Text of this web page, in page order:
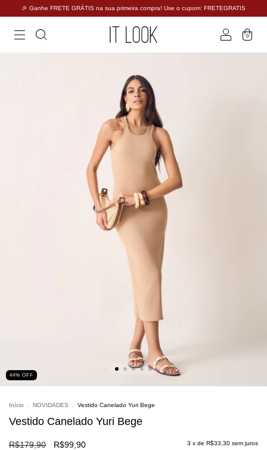
🎉 Ganhe FRETE GRÁTIS na sua primeira compra! Use o cupom: FRETEGRATIS
0
44% OFF
Início NOVIDADES Vestido Canelado Yuri Bege
Vestido Canelado Yuri Bege
R$179,90 R$99,90 3 x de R$33,30 sem juros